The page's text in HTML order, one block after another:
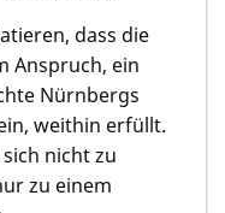
dass die
Anspruch, ein
Nürnbergs
weithin erfüllt.
nicht zu
zu einem